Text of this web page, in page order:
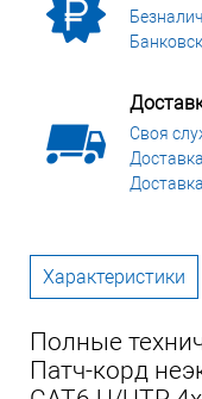
Своя
Характеристики
Полные
Патч-корд